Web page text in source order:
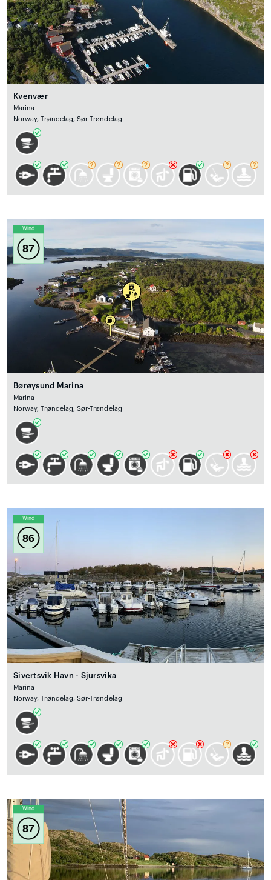
Kvenvær
Marina
Norway, Trøndelag, Sør-Trøndelag
Wind
87
Børøysund Marina
Marina
Norway, Trøndelag, Sør-Trøndelag
Wind
86
Sivertsvik Havn - Sjursvika
Marina
Norway, Trøndelag, Sør-Trøndelag
Wind
87